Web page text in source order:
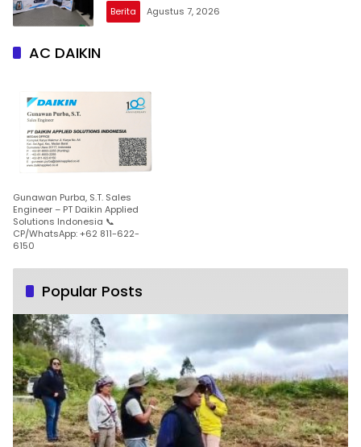
Berita Agustus 7, 2026
AC DAIKIN
Gunawan Purba, S.T. Sales
Engineer – PT Daikin Applied
Solutions Indonesia 📞
CP/WhatsApp: +62 811-622-
6150
Popular Posts